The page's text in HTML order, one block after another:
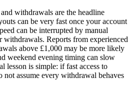
withdrawals are the headline
can be very fast once your account
can be interrupted by manual
withdrawals. Reports from experienced
above £1,000 may be more likely
weekend evening timing can slow
lesson is simple: if fast access to
not assume every withdrawal behaves